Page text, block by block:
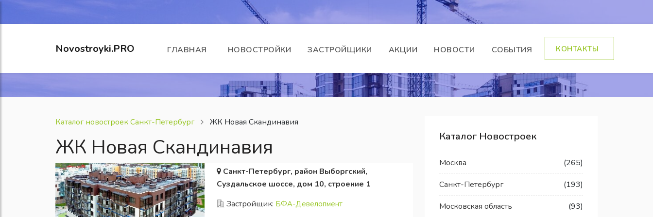
Novostroyki.PRO ГЛАВНАЯ НОВОСТРОЙКИ ЗАСТРОЙЩИКИ АКЦИИ НОВОСТИ СОБЫТИЯ КОНТАКТЫ
Каталог новостроек Санкт-Петербург ЖК Новая Скандинавия
ЖК Новая Скандинавия
Санкт-Петербург, район Выборгский,
Суздальское шоссе, дом 10, строение 1
Застройщик: БФА-Девелопмент
Каталог Новостроек
Москва (265)
Санкт-Петербург (193)
Московская область (93)